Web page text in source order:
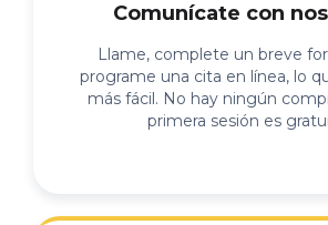
Comunícate con
Llame, complete un breve
programe una cita en línea, lo
más fácil. No hay ningún
primera sesión es